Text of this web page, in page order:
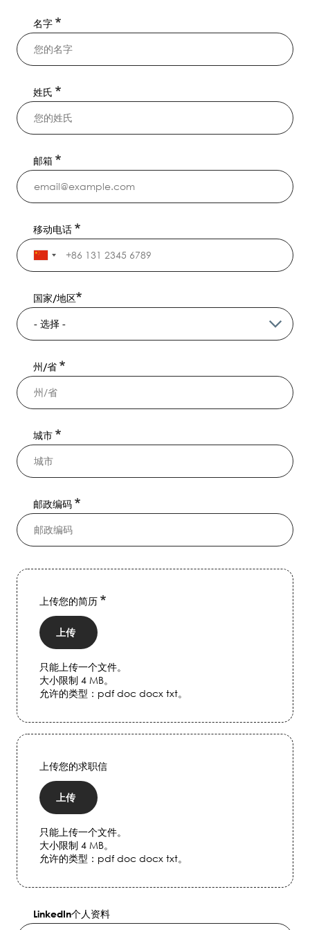
名字
姓氏
邮箱
移动电话
国家/地区
州/省
城市
邮政编码
上传您的简历
上传
只能上传一个文件。
大小限制 4 MB。
允许的类型：pdf doc docx txt。
上传您的求职信
上传
只能上传一个文件。
大小限制 4 MB。
允许的类型：pdf doc docx txt。
LinkedIn个人资料